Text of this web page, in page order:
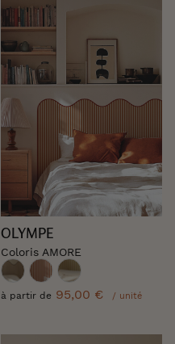
OLYMPE
Coloris AMORE
à partir de 95,00 € / unité